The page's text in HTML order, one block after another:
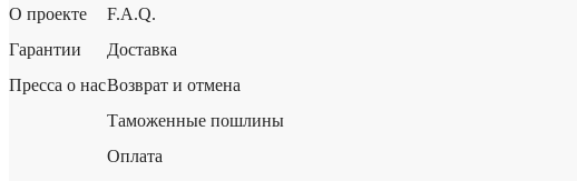
О проекте
Гарантии
Пресса о нас
F.A.Q.
Доставка
Возврат и отмена
Таможенные пошлины
Оплата